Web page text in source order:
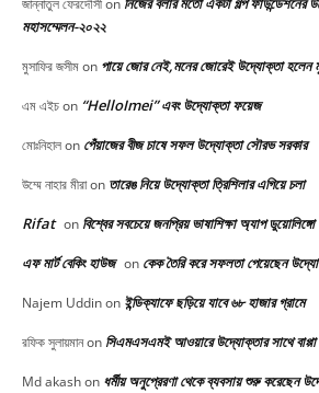
জান্নাতুল ফেরদৌসীon
মহাসম্মেলন-২০২২
মুসাফির জসীমon পায়ে জোর নেই,মনের জোরেই উদ্যোক্তা হলেন
এম এইচon “HelloImei” এবং উদ্যোক্তা ফয়েজ
মোঃনিহালon পেঁয়াজের বীজ চাষে সফল উদ্যোক্তা সৌরভ সরকার
উম্মে নাহার মীরাon তারেঙ নিয়ে উদ্যোক্তা ত্রিশিলার এগিয়ে চলা
Rifat on বিশ্বের সবচেয়ে জনপ্রিয় ভাষাশিক্ষা অ্যাপ ডুয়োলিঙ্গো
এফ মার্ট বেকিং হাউজ on কেক তৈরি করে সফলতা পেয়েছেন
Najem Uddinon ইন্ডিক্যাফে ছড়িয়ে যাবে ৬৮ হাজার গ্রামে
রফিক সুলায়মানon সিএমএসএমই আওয়ারে উদ্যোক্তার সাথে
Md akashon ধর্মীয় অনুপ্রেরণা থেকে ব্যবসায় শুরু করেছেন